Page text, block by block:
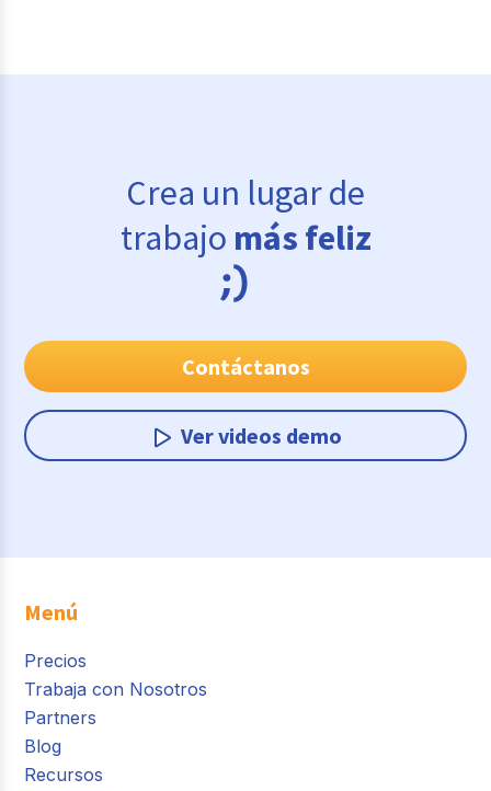
Crea un lugar de
trabajo más feliz
Contáctanos
Ver videos demo
Menú
Precios
Trabaja con Nosotros
Partners
Blog
Recursos